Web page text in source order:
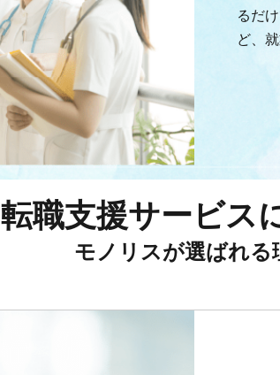
るだ
ど、
転職支援サービス
モノリスが選ばれる